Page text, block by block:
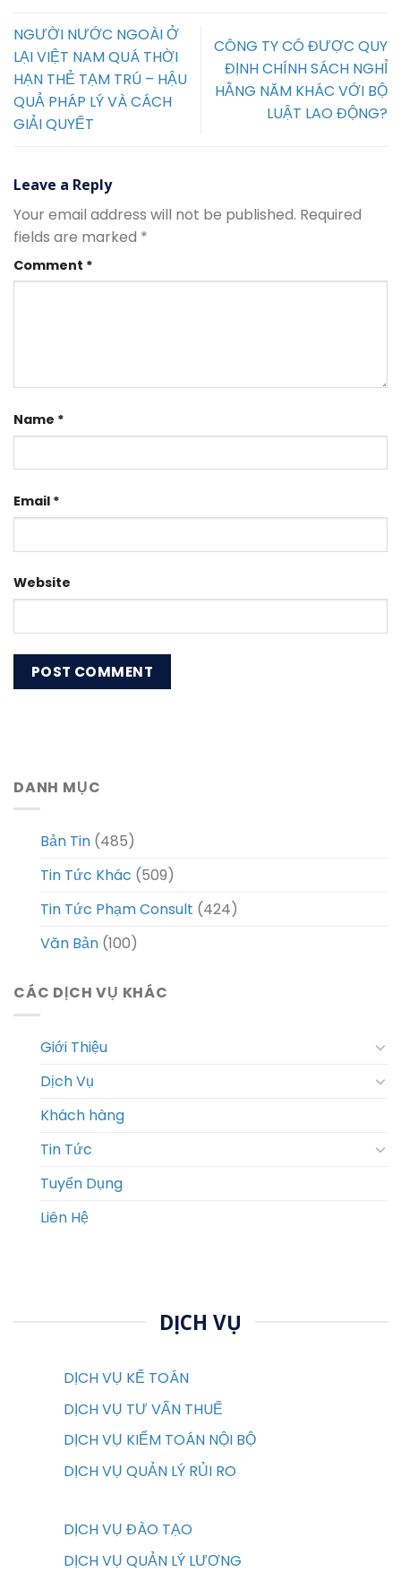
NGƯỜI NƯỚC NGOÀI Ở
LẠI VIỆT NAM QUÁ THỜI
HẠN THẺ TẠM TRÚ – HẬU
QUẢ PHÁP LÝ VÀ CÁCH
GIẢI QUYẾT
CÔNG TY CÓ ĐƯỢC QUY
ĐỊNH CHÍNH SÁCH NGHỈ
HẰNG NĂM KHÁC VỚI BỘ
LUẬT LAO ĐỘNG?
Leave a Reply
Your email address will not be published. Required
fields are marked *
Comment *
Name *
Email *
Website
DANH MỤC
Bản Tin (485)
Tin Tức Khác (509)
Tin Tức Phạm Consult (424)
Văn Bản (100)
CÁC DỊCH VỤ KHÁC
Giới Thiệu
Dịch Vụ
Khách hàng
Tin Tức
Tuyển Dụng
Liên Hệ
DỊCH VỤ
DỊCH VỤ KẾ TOÁN
DỊCH VỤ TƯ VẤN THUẾ
DỊCH VỤ KIỂM TOÁN NỘI BỘ
DỊCH VỤ QUẢN LÝ RỦI RO
DỊCH VỤ ĐÀO TẠO
DỊCH VỤ QUẢN LÝ LƯƠNG